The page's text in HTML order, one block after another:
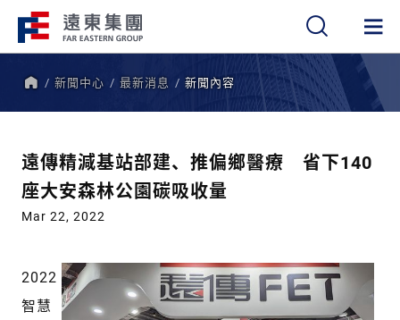
新聞中心 最新消息 新聞內容
遠傳精減基站部建、推偏鄉醫療 省下140
座大安森林公園碳吸收量
Mar 22, 2022
2022
智慧